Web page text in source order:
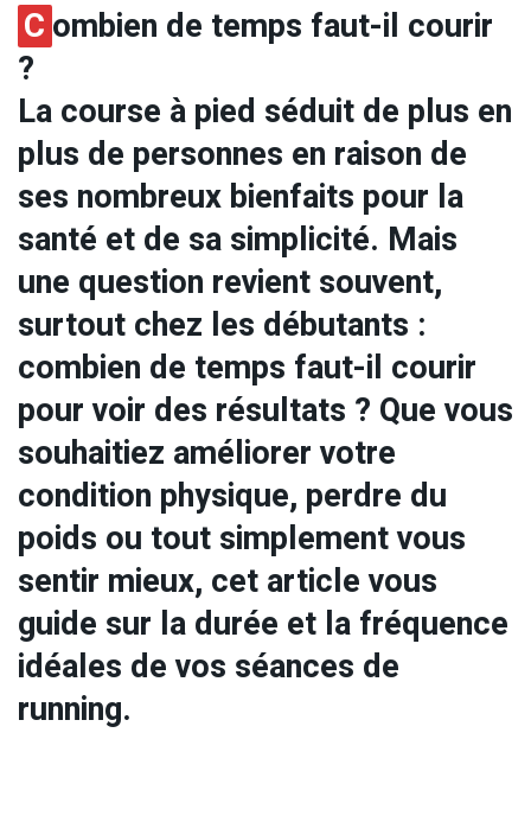
C ombien de temps faut-il courir
?
La course à pied séduit de plus en
plus de personnes en raison de
ses nombreux bienfaits pour la
santé et de sa simplicité. Mais
une question revient souvent,
surtout chez les débutants :
combien de temps faut-il courir
pour voir des résultats ? Que vous
souhaitiez améliorer votre
condition physique, perdre du
poids ou tout simplement vous
sentir mieux, cet article vous
guide sur la durée et la fréquence
idéales de vos séances de
running.